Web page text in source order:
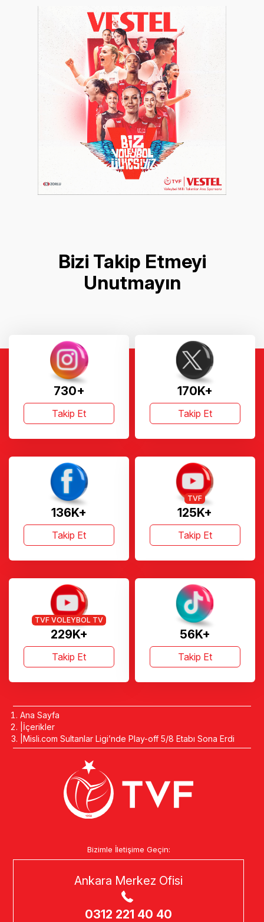
Bizi Takip Etmeyi
Unutmayın
730+
Takip Et
170K+
Takip Et
136K+
Takip Et
125K+
TVF
Takip Et
229K+
TVF VOLEYBOL TV
Takip Et
56K+
Takip Et
Ana Sayfa
İçerikler
Misli.com Sultanlar Ligi’nde Play-off 5/8 Etabı Sona Erdi
Bizimle İletişime Geçin:
Ankara Merkez Ofisi
0312 221 40 40